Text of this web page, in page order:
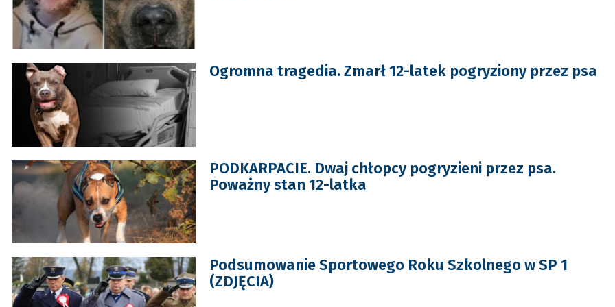
Ogromna tragedia. Zmarł 12-latek pogryziony przez psa
PODKARPACIE. Dwaj chłopcy pogryzieni przez psa.
Poważny stan 12-latka
Podsumowanie Sportowego Roku Szkolnego w SP 1
(ZDJĘCIA)